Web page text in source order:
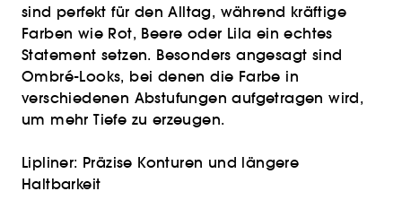
sind perfekt für den Alltag, während kräftige
Farben wie Rot, Beere oder Lila ein echtes
Statement setzen. Besonders angesagt sind
Ombré-Looks, bei denen die Farbe in
verschiedenen Abstufungen aufgetragen wird,
um mehr Tiefe zu erzeugen.
Lipliner: Präzise Konturen und längere
Haltbarkeit